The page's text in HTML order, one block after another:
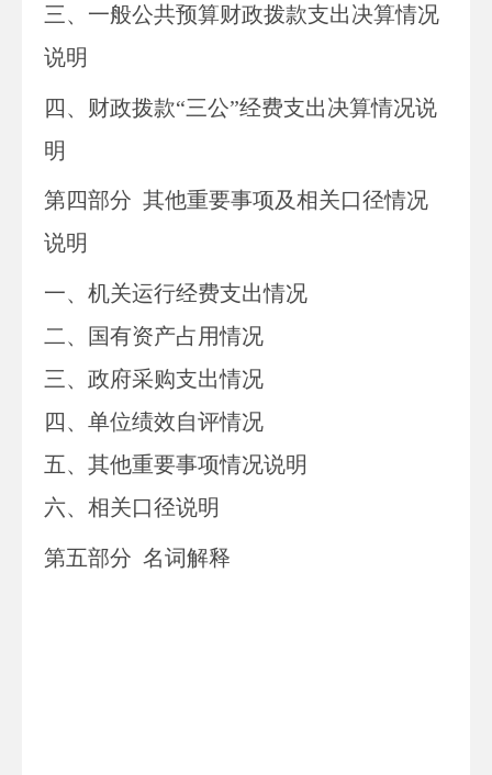
三、一般公共预算财政拨款支出决算情况
说明
四、财政拨款“三公”经费支出决算情况说
明
第四部分 其他重要事项及相关口径情况
说明
一、 机关运行经费支出情况
二、
国有资产占用情况
三、 政府采购支出情况
四、单位绩效自评情况
五、 其他重要事项情况说明
六、相关口径说明
第五部分 名词解释